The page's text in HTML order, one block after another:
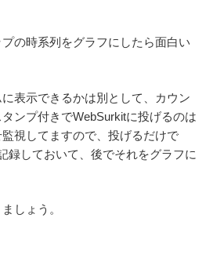
の時系列をグラフにしたら面白い
表示できるかは別として、カウン
ンプ付きでWebSurkitに投げるのは
視してますので、投げるだけで
録しておいて、後でそれをグラフに
しょう。